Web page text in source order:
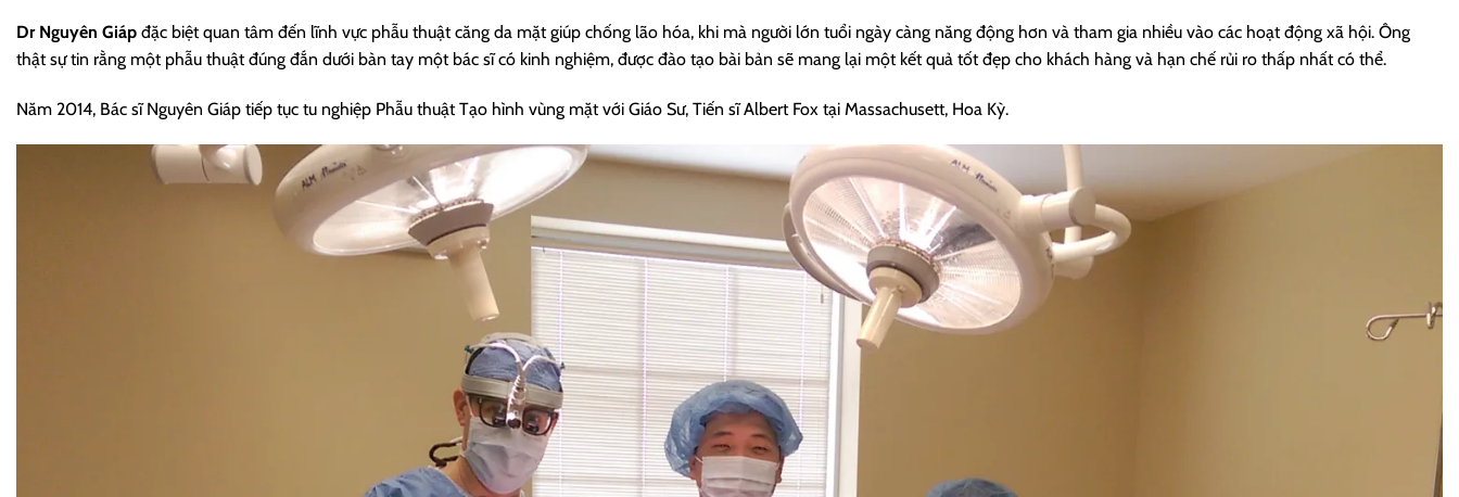
Dr Nguyên Giáp đặc biệt quan tâm đến lĩnh vực phẫu thuật căng da mặt giúp chống lão hóa, khi mà người lớn tuổi ngày càng năng động hơn và tham gia nhiều vào các hoạt động xã hội. Ông
thật sự tin rằng một phẫu thuật đúng đắn dưới bàn tay một bác sĩ có kinh nghiệm, được đào tạo bài bản sẽ mang lại một kết quả tốt đẹp cho khách hàng và hạn chế rủi ro thấp nhất có thể.
Năm 2014, Bác sĩ Nguyên Giáp tiếp tục tu nghiệp Phẫu thuật Tạo hình vùng mặt với Giáo Sư, Tiến sĩ Albert Fox tại Massachusett, Hoa Kỳ.